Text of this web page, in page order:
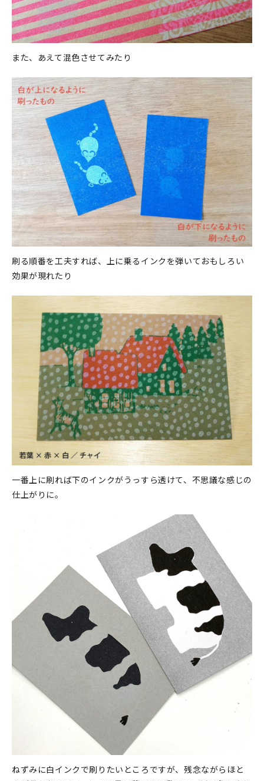
また、あえて混色させてみたり
刷る順番を工夫すれば、上に乗るインクを弾いておもしろい
効果が現れたり
一番上に刷れば下のインクがうっすら透けて、不思議な感じの
仕上がりに。
ねずみに白インクで刷りたいところですが、残念ながらほと